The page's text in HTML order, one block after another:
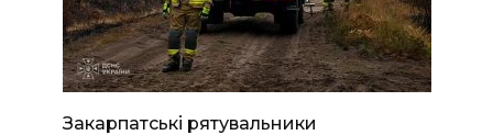
Закарпатські рятувальники